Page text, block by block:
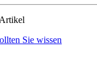
Sie wissen